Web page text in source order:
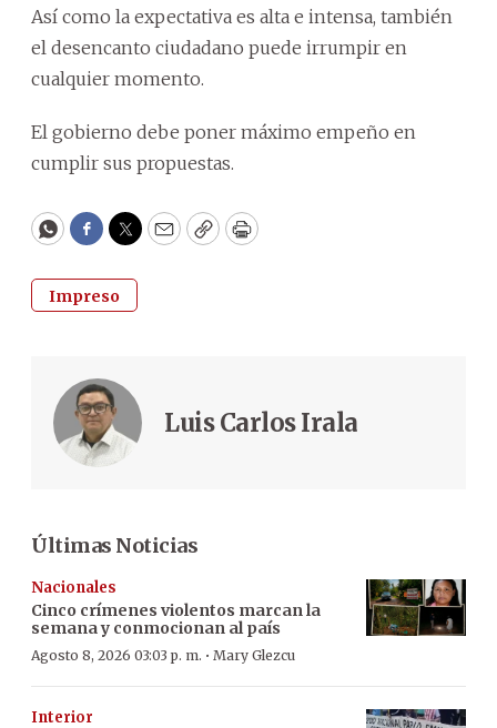
Así como la expectativa es alta e intensa, también
el desencanto ciudadano puede irrumpir en
cualquier momento.
El gobierno debe poner máximo empeño en
cumplir sus propuestas.
WhatsApp
Facebook
Twitter
EmailCopyPrint
Impreso
Luis Carlos Irala
Últimas Noticias
Nacionales
Cinco crímenes violentos marcan la
semana y conmocionan al país
Agosto 8, 2026 03:03 p. m. · Mary Glezcu
Interior